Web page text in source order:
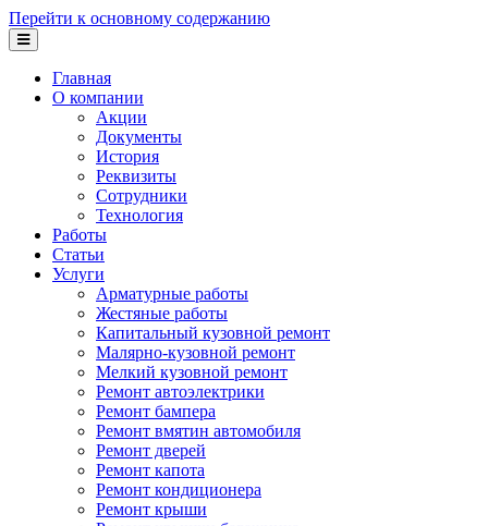
Перейти к основному содержанию
Главная
О компании
Акции
Документы
История
Реквизиты
Сотрудники
Технология
Работы
Статьи
Услуги
Арматурные работы
Жестяные работы
Капитальный кузовной ремонт
Малярно-кузовной ремонт
Мелкий кузовной ремонт
Ремонт автоэлектрики
Ремонт бампера
Ремонт вмятин автомобиля
Ремонт дверей
Ремонт капота
Ремонт кондиционера
Ремонт крыши